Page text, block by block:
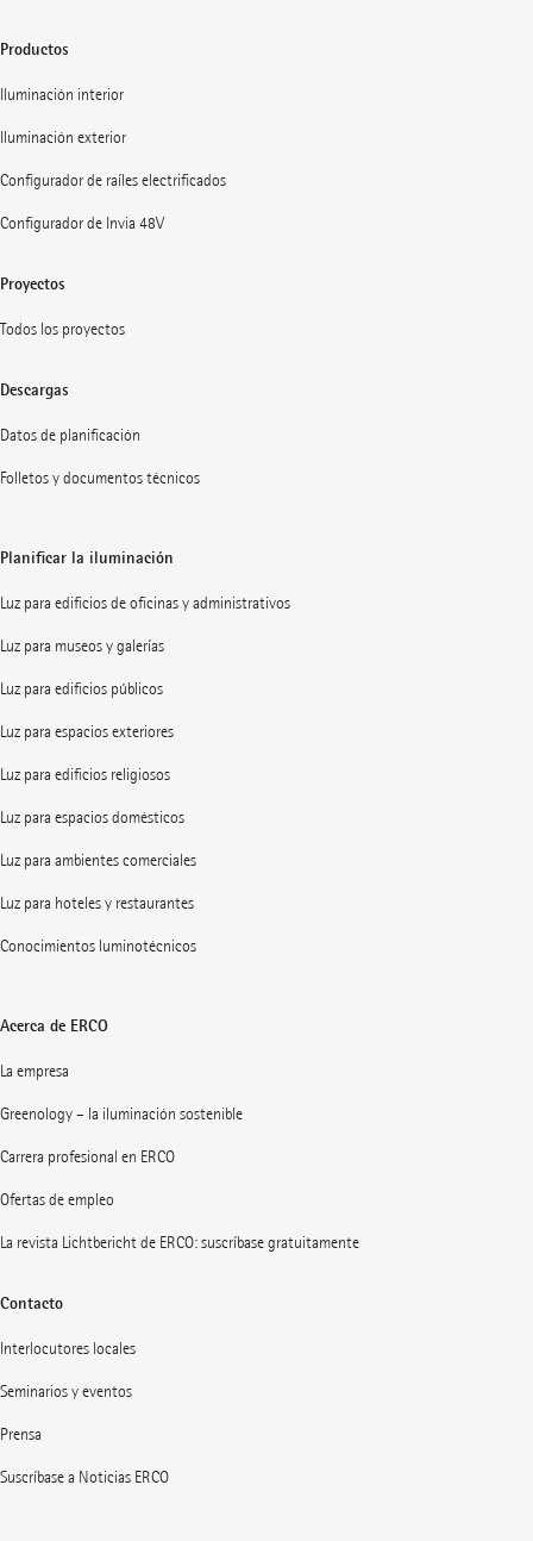
Productos
Iluminación interior
Iluminación exterior
Configurador de raíles electrificados
Configurador de Invia 48V
Proyectos
Todos los proyectos
Descargas
Datos de planificación
Folletos y documentos técnicos
Planificar la iluminación
Luz para edificios de oficinas y administrativos
Luz para museos y galerías
Luz para edificios públicos
Luz para espacios exteriores
Luz para edificios religiosos
Luz para espacios domésticos
Luz para ambientes comerciales
Luz para hoteles y restaurantes
Conocimientos luminotécnicos
Acerca de ERCO
La empresa
Greenology – la iluminación sostenible
Carrera profesional en ERCO
Ofertas de empleo
La revista Lichtbericht de ERCO: suscríbase gratuitamente
Contacto
Interlocutores locales
Seminarios y eventos
Prensa
Suscríbase a Noticias ERCO